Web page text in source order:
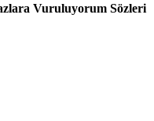
Vuruluyorum Sözleri